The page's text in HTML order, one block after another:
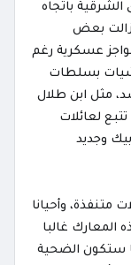
الشرقية باتجاه
زالت بعض
عسكرية رغم
بسلطات
مثل ابن طلال
لعائلات
وجديد
وأحيانا
المعارك غالبا
ستكون الضحية